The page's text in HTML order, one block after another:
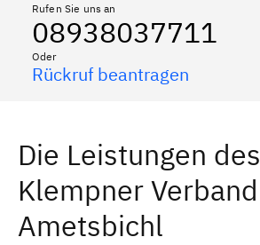
Rufen Sie uns an
08938037711
Oder
Rückruf beantragen
Die Leistungen des
Klempner Verband
Ametsbichl